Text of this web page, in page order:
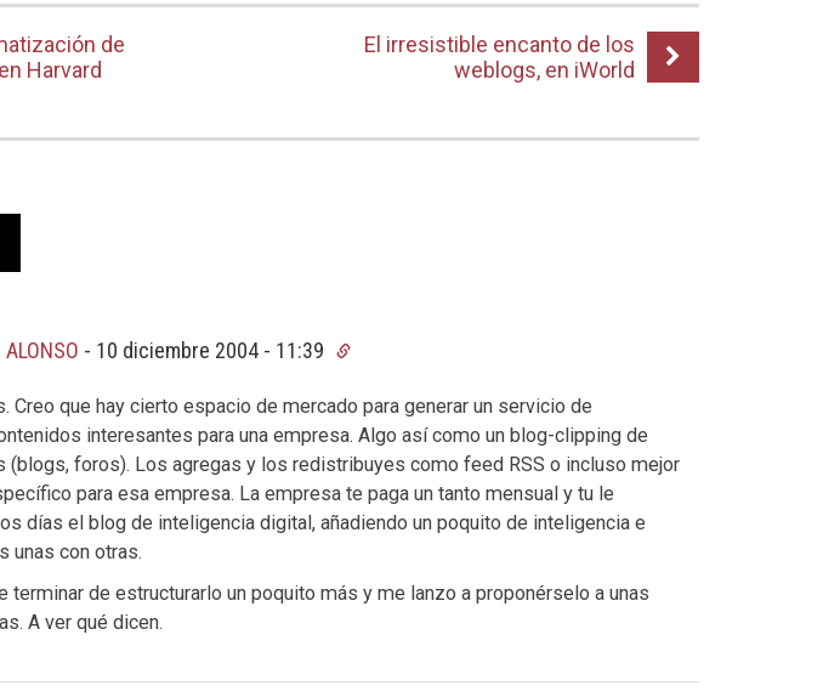
de
Harvard
El irresistible encanto de los
weblogs, en iWorld
ALONSO - 10 diciembre 2004 - 11:39
Creo que hay cierto espacio de mercado para generar un servicio de
interesantes para una empresa. Algo así como un blog-clipping de
(blogs, foros). Los agregas y los redistribuyes como feed RSS o incluso mejor
para esa empresa. La empresa te paga un tanto mensual y tu le
días el blog de inteligencia digital, añadiendo un poquito de inteligencia e
unas con otras.
terminar de estructurarlo un poquito más y me lanzo a proponérselo a unas
A ver qué dicen.